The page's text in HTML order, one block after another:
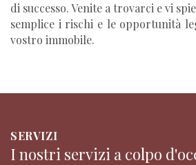
di successo. Venite a trovarci e vi
semplice i rischi e le opportunità
vostro immobile.
SERVIZI
I nostri servizi a colpo